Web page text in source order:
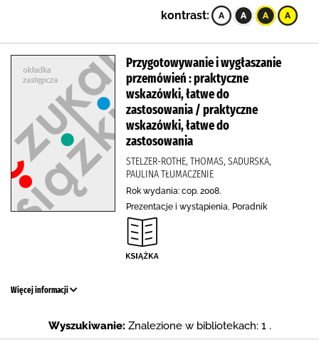
kontrast:
Przygotowywanie i wygłaszanie
przemówień : praktyczne
wskazówki, łatwe do
zastosowania / praktyczne
wskazówki, łatwe do
zastosowania
STELZER-ROTHE, THOMAS, SADURSKA,
PAULINA TŁUMACZENIE
Rok wydania: cop. 2008.
Prezentacje i wystąpienia, Poradnik
Więcej informacji
Wyszukiwanie: Znalezione w bibliotekach: 1 .